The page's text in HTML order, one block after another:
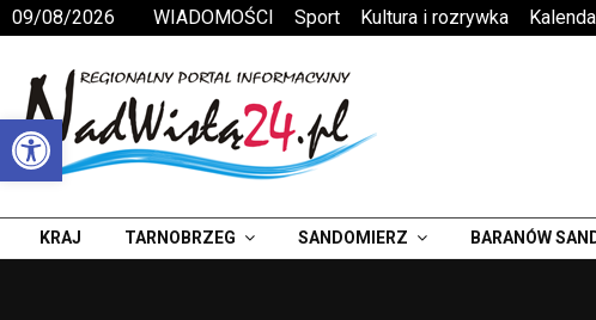
Otwórz pasek narzędzi
09/08/2026 WIADOMOŚCI Sport Kultura i rozrywka
KRAJ TARNOBRZEG SANDOMIERZ BARANÓW